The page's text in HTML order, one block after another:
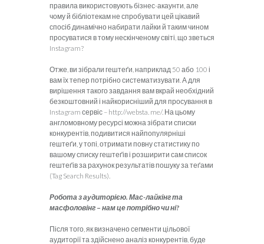
правила використовують бізнес-акаунти, але
чому й бібліотекам не спробувати цей цікавий
спосіб динамічно набирати лайки й таким чином
просуватися в тому нескінченому світі, що зветься
Instagram?
Отже, ви зібрали гештеґи, наприклад 50 або 100 і
вам їх тепер потрібно систематизувати. А для
вирішення такого завдання вам вкрай необхідний
безкоштовний і найкорисніший для просування в
Instagram сервіс – http://websta. me/. На цьому
англомовному ресурсі можна зібрати списки
конкурентів, подивитися найпопулярніші
гештеґи, у топі, отримати повну статистику по
вашому списку гештеґів і розширити сам список
гештеґів за рахунок результатів пошуку за теґами
(Tag Search Results).
Робота з аудиторією. Мас-лайкінг та
масфоловінг – нам це потрібно чи ні?
Після того, як визначено сегменти цільової
аудиторії та здійс­нено аналіз конкурентів, буде